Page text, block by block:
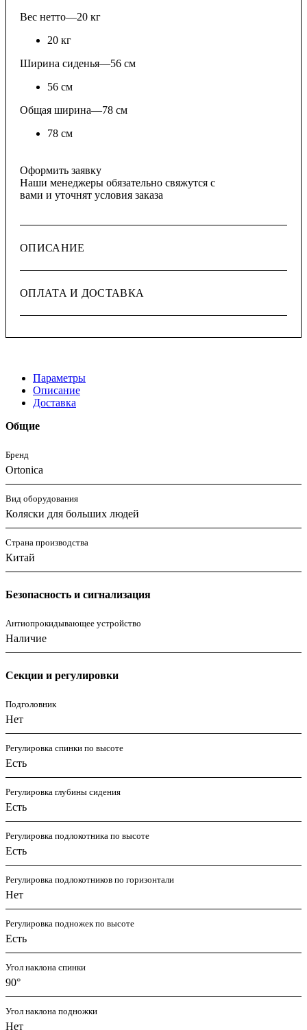
Вес нетто—20 кг
20 кг
Ширина сиденья—56 см
56 см
Общая ширина—78 см
78 см
Оформить заявку
Наши менеджеры обязательно свяжутся с
вами и уточнят условия заказа
ОПИСАНИЕ
ОПЛАТА И ДОСТАВКА
Параметры
Описание
Доставка
Общие
Бренд
Ortonica
Вид оборудования
Коляски для больших людей
Страна производства
Китай
Безопасность и сигнализация
Антиопрокидывающее устройство
Наличие
Секции и регулировки
Подголовник
Нет
Регулировка спинки по высоте
Есть
Регулировка глубины сидения
Есть
Регулировка подлокотника по высоте
Есть
Регулировка подлокотников по горизонтали
Нет
Регулировка подножек по высоте
Есть
Угол наклона спинки
90°
Угол наклона подножки
Нет